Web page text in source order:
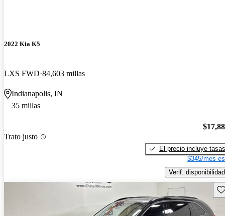
2022 Kia K5
LXS FWD 84,603 millas
Indianapolis, IN
35 millas
Trato justo
El precio incluye tasas
$345/mes
Verif. disponibilidad